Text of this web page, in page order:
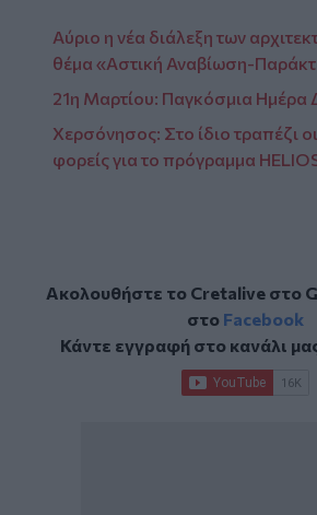
Αύριο η νέα διάλεξη των
θέμα «Αστική Αναβίωση-
21η Μαρτίου: Παγκόσμια Ημέρα
Χερσόνησος: Στο ίδιο τραπέζι
φορείς για το πρόγραμμα
Ακολουθήστε το Cretalive στο
στο Facebook
Κάντε εγγραφή στο κανάλι